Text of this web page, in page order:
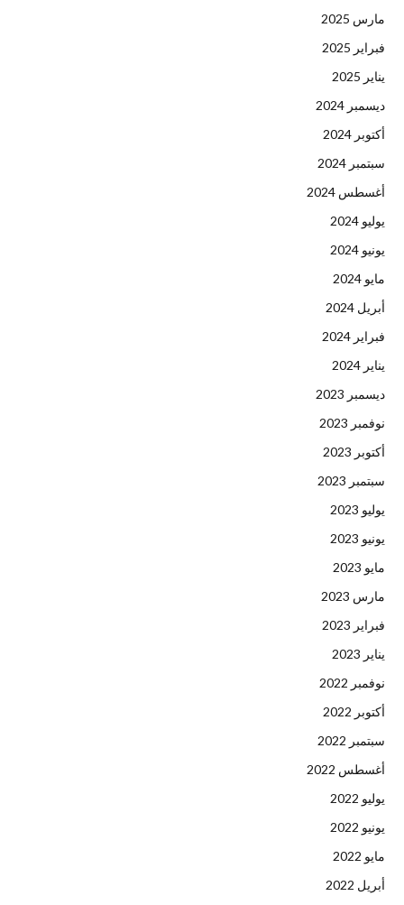
مارس 2025
فبراير 2025
يناير 2025
ديسمبر 2024
أكتوبر 2024
سبتمبر 2024
أغسطس 2024
يوليو 2024
يونيو 2024
مايو 2024
أبريل 2024
فبراير 2024
يناير 2024
ديسمبر 2023
نوفمبر 2023
أكتوبر 2023
سبتمبر 2023
يوليو 2023
يونيو 2023
مايو 2023
مارس 2023
فبراير 2023
يناير 2023
نوفمبر 2022
أكتوبر 2022
سبتمبر 2022
أغسطس 2022
يوليو 2022
يونيو 2022
مايو 2022
أبريل 2022